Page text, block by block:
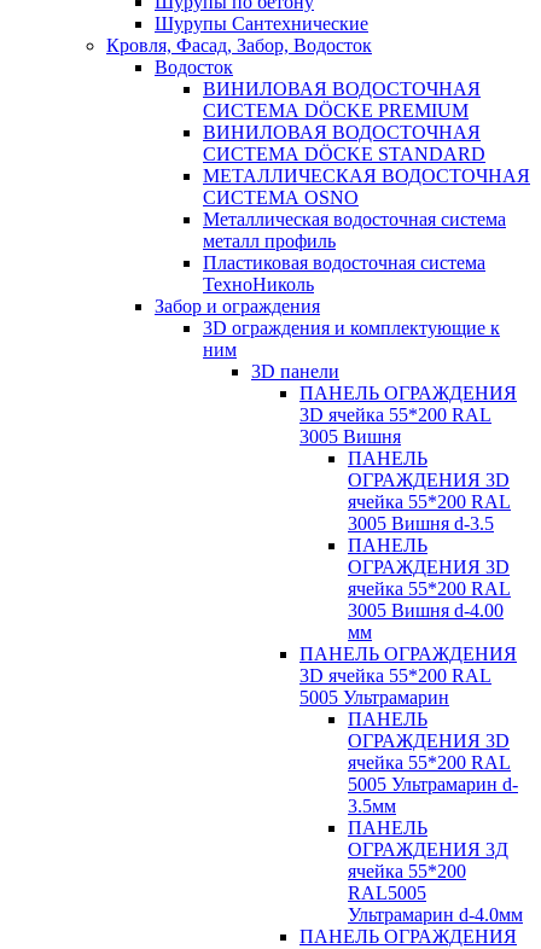
Шурупы Сантехнические
Кровля, Фасад, Забор, Водосток
Водосток
ВИНИЛОВАЯ ВОДОСТОЧНАЯ
СИСТЕМА DÖCKE PREMIUM
ВИНИЛОВАЯ ВОДОСТОЧНАЯ
СИСТЕМА DÖCKE STANDARD
МЕТАЛЛИЧЕСКАЯ ВОДОСТОЧНАЯ
СИСТЕМА OSNO
Металлическая водосточная система
металл профиль
Пластиковая водосточная система
ТехноНиколь
Забор и ограждения
3D ограждения и комплектующие к
ним
3D панели
ПАНЕЛЬ ОГРАЖДЕНИЯ
3D ячейка 55*200 RAL
3005 Вишня
ПАНЕЛЬ
ОГРАЖДЕНИЯ 3D
ячейка 55*200 RAL
3005 Вишня d-3.5
ПАНЕЛЬ
ОГРАЖДЕНИЯ 3D
ячейка 55*200 RAL
3005 Вишня d-4.00
мм
ПАНЕЛЬ ОГРАЖДЕНИЯ
3D ячейка 55*200 RAL
5005 Ультрамарин
ПАНЕЛЬ
ОГРАЖДЕНИЯ 3D
ячейка 55*200 RAL
5005 Ультрамарин d-
3.5мм
ПАНЕЛЬ
ОГРАЖДЕНИЯ 3Д
ячейка 55*200
RAL5005
Ультрамарин d-4.0мм
ПАНЕЛЬ ОГРАЖДЕНИЯ